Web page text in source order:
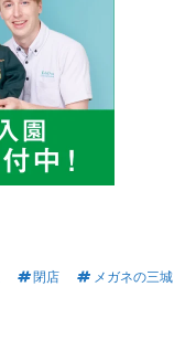
閉店 メガネの三城